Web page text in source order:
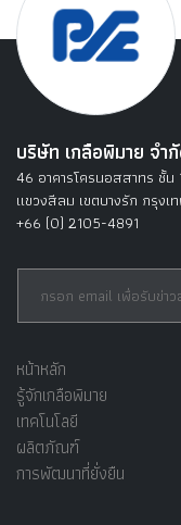
บริษัท เกลือพิมาย จำ
46 อาคารโครนอสสาทร ชั้น
แขวงสีลม เขตบางรัก กรุง
+66 (0) 2105-4891
หน้าหลัก
รู้จักเกลือพิมาย
เทคโนโลยี
ผลิตภัณฑ์
การพัฒนาที่ยั่งยืน